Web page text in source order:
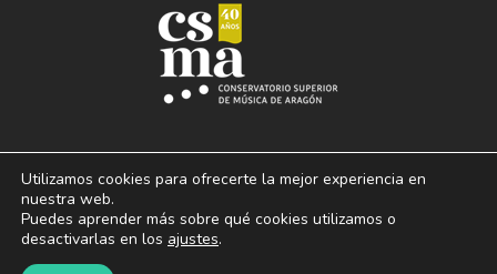
© 2013 – 2026. Conservatorio Superior de Música de Aragón. Vía Hispanidad, n.º
Utilizamos cookies para ofrecerte la mejor experiencia en
nuestra web.
Puedes aprender más sobre qué cookies utilizamos o
desactivarlas en los ajustes.